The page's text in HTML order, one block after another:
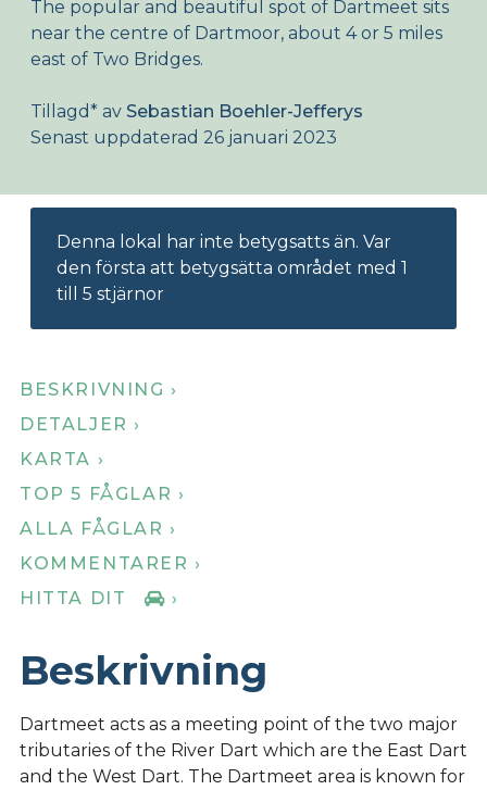
Om Birdingplaces
Webshop
Hem
The popular and beautiful spot of Dartmeet sits
near the centre of Dartmoor, about 4 or 5 miles
east of Two Bridges.
Tillagd* av Sebastian Boehler-Jefferys
Senast uppdaterad 26 januari 2023
Denna lokal har inte betygsatts än. Var
den första att betygsätta området med 1
till 5 stjärnor
BESKRIVNING ›
DETALJER ›
KARTA ›
TOP 5 FÅGLAR ›
ALLA FÅGLAR ›
KOMMENTARER ›
HITTA DIT
›
Beskrivning
Dartmeet acts as a meeting point of the two major
tributaries of the River Dart which are the East Dart
and the West Dart. The Dartmeet area is known for